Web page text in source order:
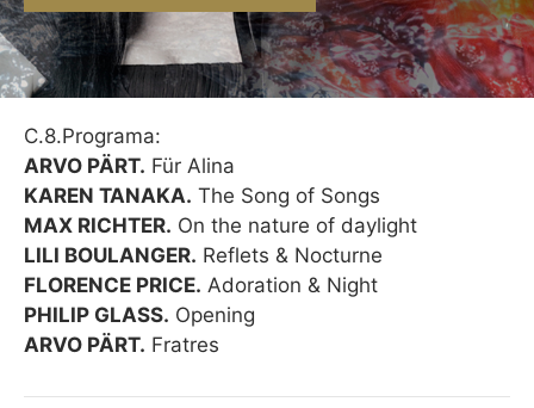
C.8.Programa:
ARVO PÄRT. Für Alina
KAREN TANAKA. The Song of Songs
MAX RICHTER. On the nature of daylight
LILI BOULANGER. Reflets & Nocturne
FLORENCE PRICE. Adoration & Night
PHILIP GLASS. Opening
ARVO PÄRT. Fratres